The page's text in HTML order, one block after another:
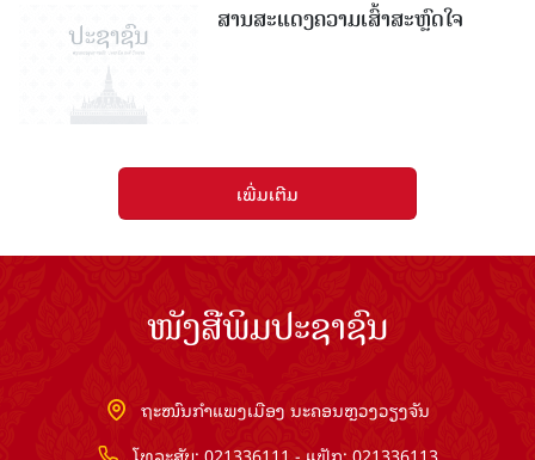
ສານສະແດງຄວາມເສົ້າສະຫຼົດໃຈ
ເພີ່ມເຕີມ
ໜັງສືພິມປະຊາຊົນ
ຖະໜົນກຳແພງເມືອງ ນະຄອນຫຼວງວຽງຈັນ